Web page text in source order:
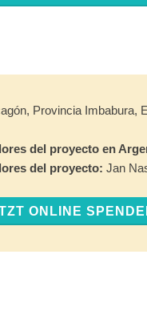
Provincia Imbabura,
del proyecto en
del proyecto: Jan
ONLINE